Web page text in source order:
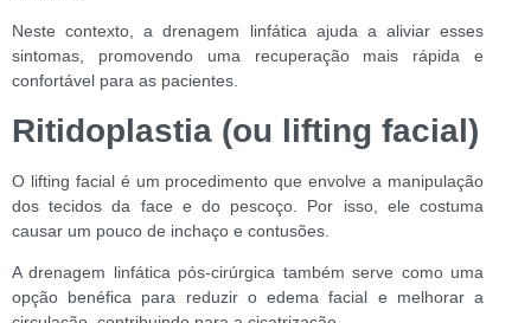
Neste contexto, a drenagem linfática ajuda a aliviar esses
sintomas, promovendo uma recuperação mais rápida e
confortável para as pacientes.
Ritidoplastia (ou lifting facial)
O lifting facial é um procedimento que envolve a manipulação
dos tecidos da face e do pescoço. Por isso, ele costuma
causar um pouco de inchaço e contusões.
A drenagem linfática pós-cirúrgica também serve como uma
opção benéfica para reduzir o edema facial e melhorar a